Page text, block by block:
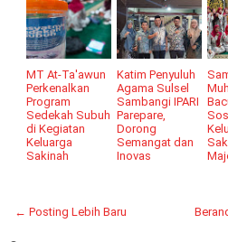
MT At-Ta'awun
Perkenalkan
Program
Sedekah Subuh
di Kegiatan
Keluarga
Sakinah
Katim Penyuluh
Agama Sulsel
Sambangi IPARI
Parepare,
Dorong
Semangat dan
Inovas
← Posting Lebih Baru